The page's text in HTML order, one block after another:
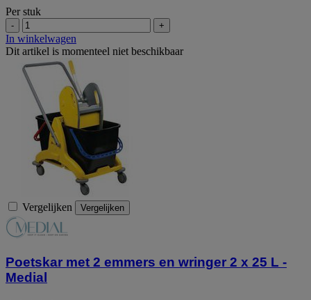
Per stuk
- +
In winkelwagen
Dit artikel is momenteel niet beschikbaar
Vergelijken Vergelijken
Poetskar met 2 emmers en wringer 2 x 25 L -
Medial